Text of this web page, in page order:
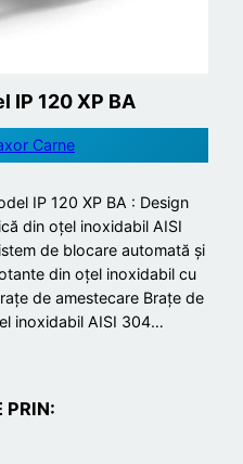
IP 120 XP BA
Carne
IP 120 XP BA : Design
din oțel inoxidabil AISI
de blocare automată și
din oțel inoxidabil cu
de amestecare Brațe de
inoxidabil AISI 304…
PRIN: